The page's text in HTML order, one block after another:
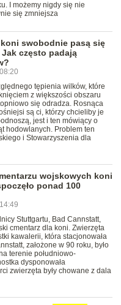
I możemy nigdy się nie
się zmniejsza
swobodnie pasą się
często padają
tępienia wilków, które
z większości obszaru
się odradza. Rosnąca
są ci, którzy chcieliby je
jest i ten mówiący o
hodowlanych. Problem ten
i Stowarzyszenia dla
wojskowych koni
ponad 100
Stuttgartu, Bad Cannstatt,
cmentarz dla koni. Zwierzęta
kawalerii, która stacjonowała
założone w 90 roku, było
terenie południowo-
dysponowała
zwierzęta były chowane z dala